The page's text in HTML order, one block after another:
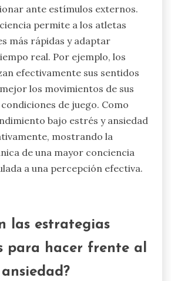
ante estímulos externos.
permite a los atletas
más rápidas y adaptar
real. Por ejemplo, los
efectivamente sus sentidos
los movimientos de sus
de juego. Como
bajo estrés y ansiedad
mostrando la
de una mayor conciencia
a una percepción efectiva.